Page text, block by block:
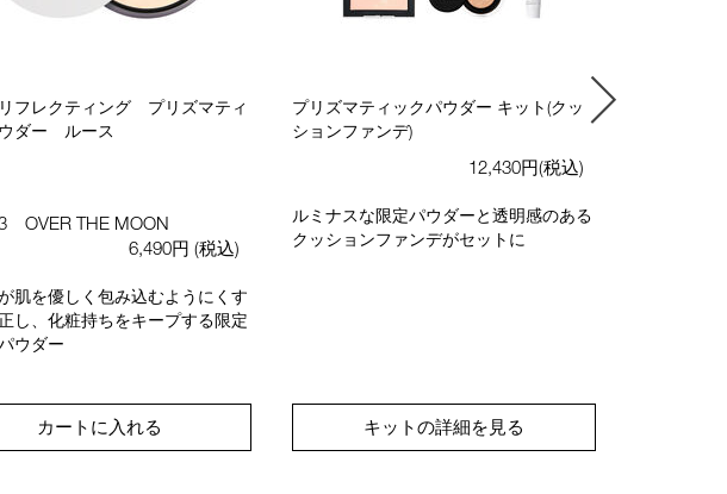
フレクティング プリズマティ
ダー ルース
OVER THE MOON
6,490円 (税込)
肌を優しく包み込むようにくす
し、化粧持ちをキープする限定
ウダー
カートに入れる
プリズマティックパウダー キット(クッ
ションファンデ)
12,430円(税込)
ルミナスな限定パウダーと透明感のある
クッションファンデがセットに
キットの詳細を見る